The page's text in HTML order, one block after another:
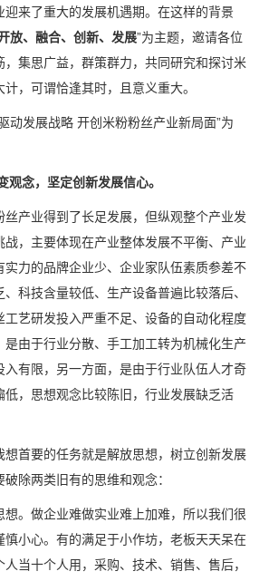
迎来了重大的发展机遇期。在这样的背景
放、融合、创新、发展”为主题，邀请各位
，集思广益，群策群力，共同研究和探讨米
，可谓恰逢其时，且意义重大。
动发展战略 开创米粉粉丝产业新局面”为
观念，坚定创新发展信心。
产业得到了长足发展，但纵观整个产业发
战，主要体现在产业整体发展不平衡、产业
实力的品牌企业少、企业家队伍素质参差不
科技含量较低、生产设备普遍比较落后、
工艺研发投入严重不足、设备的自动化程度
由于行业分散、手工加工转为机械化生产
入有限，另一方面，是由于行业队伍人才奇
低，思想观念比较陈旧，行业发展缺乏活
想首要的任务就是解放思想，树立创新发展
除两类旧有的思维和观念：
。做企业难做实业难上加难，所以我们很
慎小心。有的满足于小作坊，老板天天呆在
当十个人用，采购、技术、销售、售后，